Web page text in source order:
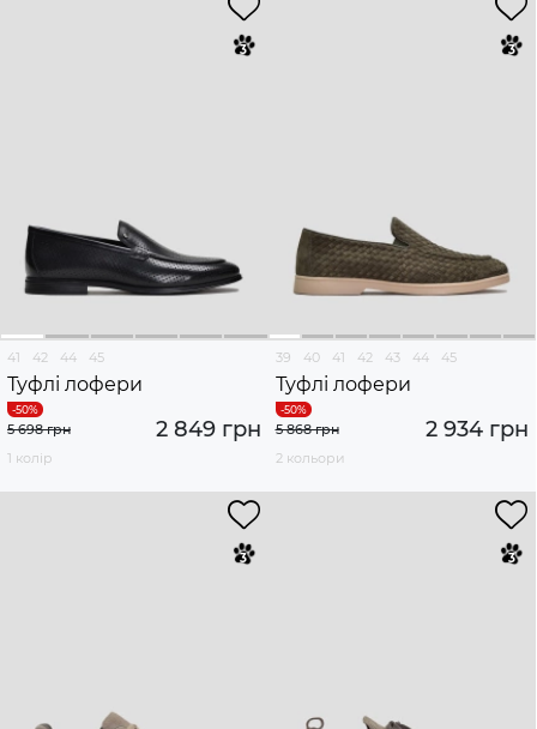
41 42 44 45
Туфлі лофери
2 849 грн
5 698 грн
1 колір
39 40 41 42 43 44 45
Туфлі лофери
2 934 грн
5 868 грн
2 кольори